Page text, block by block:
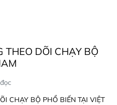
THEO DÕI CHẠY BỘ
CHẠY BỘ PHỔ BIẾN TẠI VIỆT